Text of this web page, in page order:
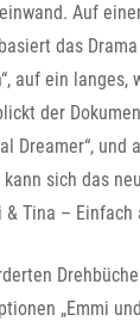
Auf
das
auf ein
der
Dreamer“, und
sich das
& Tina – Einfach
„Emmi